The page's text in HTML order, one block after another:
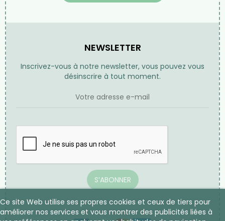
Ce site Web utilise ses propres cookies et ceux de tiers pour
améliorer nos services et vous montrer des publicités liées à
NEWSLETTER
Inscrivez-vous à notre newsletter, vous pouvez vous
désinscrire à tout moment.
S’ABONNER